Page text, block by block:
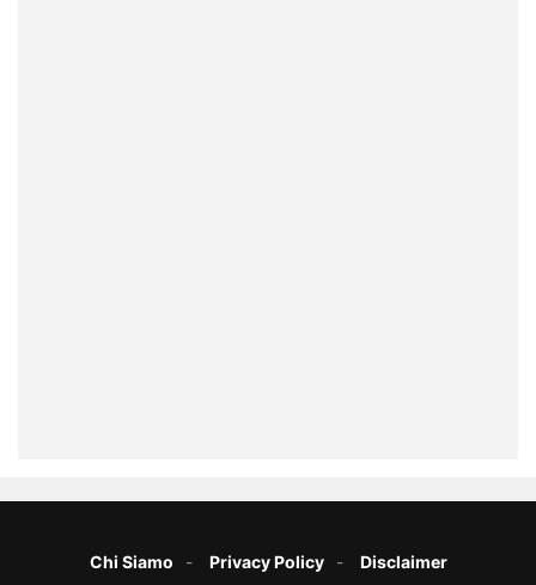
Chi Siamo Privacy Policy Disclaimer